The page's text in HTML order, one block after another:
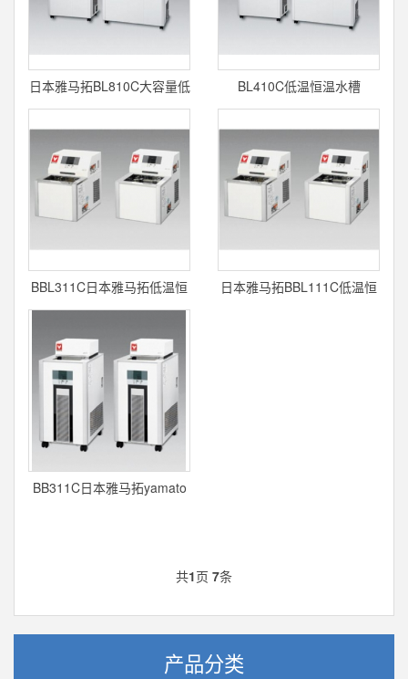
日本雅马拓BL810C大容量低
温恒温水槽
BL410C低温恒温水槽
BBL311C日本雅马拓低温恒
温水槽
日本雅马拓BBL111C低温恒
BB311C日本雅马拓yamato
共1页 7条
产品分类